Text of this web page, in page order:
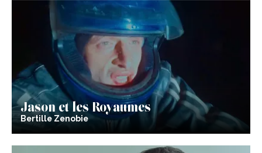
Jason et les Royaumes
Bertille Zenobie